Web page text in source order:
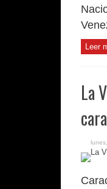
Leer
La